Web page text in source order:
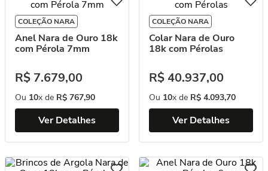
COLEÇÃO NARA
Anel Nara de Ouro 18k
com Pérola 7mm
R$ 7.679,00
Ou 10x de R$ 767,90
Ver Detalhes
COLEÇÃO NARA
Colar Nara de Ouro
18k com Pérolas
R$40.937,00
Ou 10x de R$ 4.093,70
Ver Detalhes